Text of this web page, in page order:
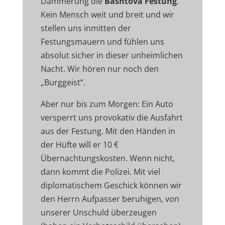
Kein Mensch weit und breit und wir
stellen uns inmitten der
Festungsmauern und fühlen uns
absolut sicher in dieser unheimlichen
Nacht. Wir hören nur noch den
„Burggeist“.
Aber nur bis zum Morgen: Ein Auto
versperrt uns provokativ die Ausfahrt
aus der Festung. Mit den Händen in
der Hüfte will er 10 €
Übernachtungskosten. Wenn nicht,
dann kommt die Polizei. Mit viel
diplomatischem Geschick können wir
den Herrn Aufpasser beruhigen, von
unserer Unschuld überzeugen